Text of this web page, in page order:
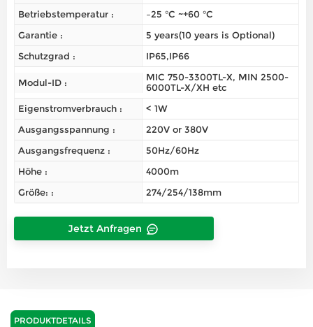
Betriebstemperatur :
–25 °C ~+60 °C
Garantie :
5 years(10 years is Optional)
Schutzgrad :
IP65,IP66
Modul-ID :
MIC 750-3300TL-X, MIN 2500-
6000TL-X/XH etc
Eigenstromverbrauch :
< 1W
Ausgangsspannung :
220V or 380V
Ausgangsfrequenz :
50Hz/60Hz
Höhe :
4000m
Größe: :
274/254/138mm
Jetzt Anfragen
PRODUKTDETAILS